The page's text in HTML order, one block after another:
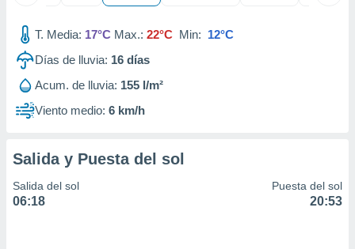
T. Media: 17°C Max.: 22°C Min: 12°C
Días de lluvia: 16 días
Acum. de lluvia: 155 l/m²
Viento medio: 6 km/h
Salida y Puesta del sol
Salida del sol
06:18
Puesta del sol
20:53